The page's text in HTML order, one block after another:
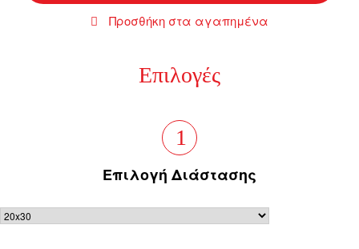
Προσθήκη στα αγαπημένα
Επιλογές
1
Επιλογή Διάστασης